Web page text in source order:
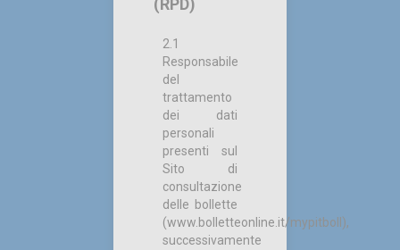
(RPD)
2.1
Responsabile
del
trattamento
dei dati
personali
presenti sul
Sito di
consultazione
delle bollette
(www.bolletteonline.it/mypitboll),
successivamente